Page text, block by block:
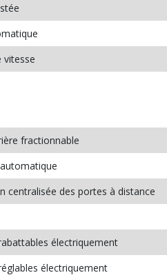
vitesse
fractionnable
centralisée des portes à distance
électriquement
électriquement